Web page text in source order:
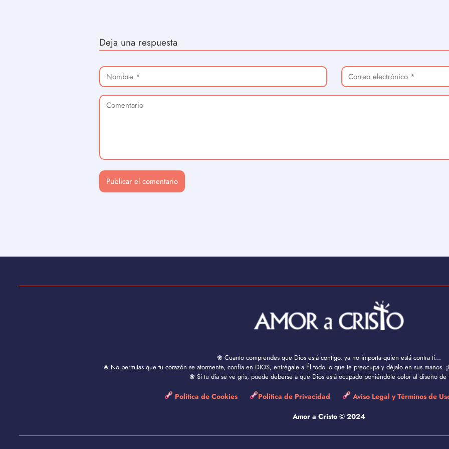
Deja una respuesta
❀ Cuanto comprendes que Dios está contigo, ya no importa quien está contra ti...
❀ No permitas que tu corazón se atormente, confía en DIOS, entrégale a Él todo lo que te preocupa y déjalo en sus manos.
❀ Si tu día se ve gris, puede deberse a que Dios está ocupado poniéndole color al diseño de
Política de Cookies Política de Privacidad Aviso Legal y Términos de
Amor a Cristo © 2024